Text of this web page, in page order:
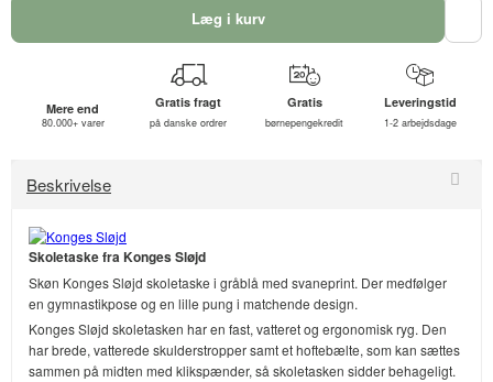
Læg i kurv
Mere end
80.000+ varer
Gratis fragt
på danske ordrer
Gratis
børnepengekredit
Leveringstid
1-2 arbejdsdage
Beskrivelse
Skoletaske fra Konges Sløjd
Skøn Konges Sløjd skoletaske i gråblå med svaneprint. Der medfølger
en gymnastikpose og en lille pung i matchende design.
Konges Sløjd skoletasken har en fast, vatteret og ergonomisk ryg. Den
har brede, vatterede skulderstropper samt et hoftebælte, som kan sættes
sammen på midten med klikspænder, så skoletasken sidder behageligt.